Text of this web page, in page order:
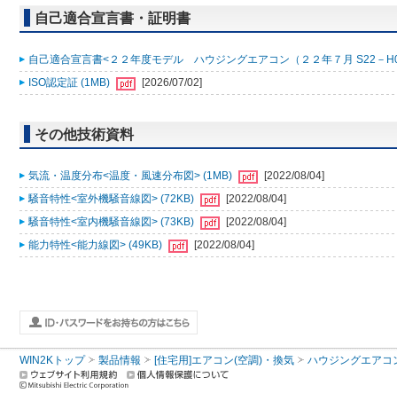
自己適合宣言書・証明書
自己適合宣言書<２２年度モデル ハウジングエアコン（２２年７月 S22－
ISO認定証 (1MB)
[2026/07/02]
その他技術資料
気流・温度分布<温度・風速分布図> (1MB)
[2022/08/04]
騒音特性<室外機騒音線図> (72KB)
[2022/08/04]
騒音特性<室内機騒音線図> (73KB)
[2022/08/04]
能力特性<能力線図> (49KB)
[2022/08/04]
WIN2Kトップ 製品情報 [住宅用]エアコン(空調)・換気 ハウジングエアコ